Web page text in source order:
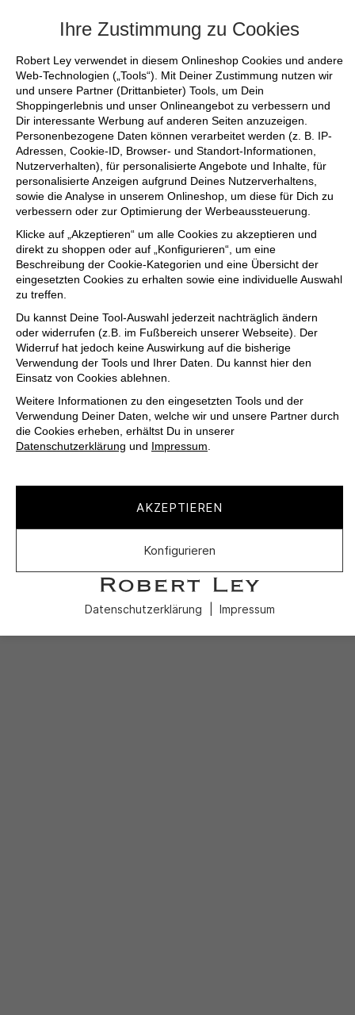
Ihre Zustimmung zu Cookies
Robert Ley verwendet in diesem Onlineshop Cookies und andere
Web-Technologien („Tools“). Mit Deiner Zustimmung nutzen wir
und unsere Partner (Drittanbieter) Tools, um Dein
Shoppingerlebnis und unser Onlineangebot zu verbessern und
Dir interessante Werbung auf anderen Seiten anzuzeigen.
Personenbezogene Daten können verarbeitet werden (z. B. IP-
Adressen, Cookie-ID, Browser- und Standort-Informationen,
Nutzerverhalten), für personalisierte Angebote und Inhalte, für
personalisierte Anzeigen aufgrund Deines Nutzerverhaltens,
sowie die Analyse in unserem Onlineshop, um diese für Dich zu
verbessern oder zur Optimierung der Werbeaussteuerung.
Klicke auf „Akzeptieren“ um alle Cookies zu akzeptieren und
direkt zu shoppen oder auf „Konfigurieren“, um eine
Beschreibung der Cookie-Kategorien und eine Übersicht der
eingesetzten Cookies zu erhalten sowie eine individuelle Auswahl
zu treffen.
Du kannst Deine Tool-Auswahl jederzeit nachträglich ändern
oder widerrufen (z.B. im Fußbereich unserer Webseite). Der
Widerruf hat jedoch keine Auswirkung auf die bisherige
Verwendung der Tools und Ihrer Daten. Du kannst hier den
Einsatz von Cookies ablehnen.
Weitere Informationen zu den eingesetzten Tools und der
Verwendung Deiner Daten, welche wir und unsere Partner durch
die Cookies erheben, erhältst Du in unserer
Datenschutzerklärung und Impressum.
AKZEPTIEREN
Konfigurieren
Datenschutzerklärung Impressum